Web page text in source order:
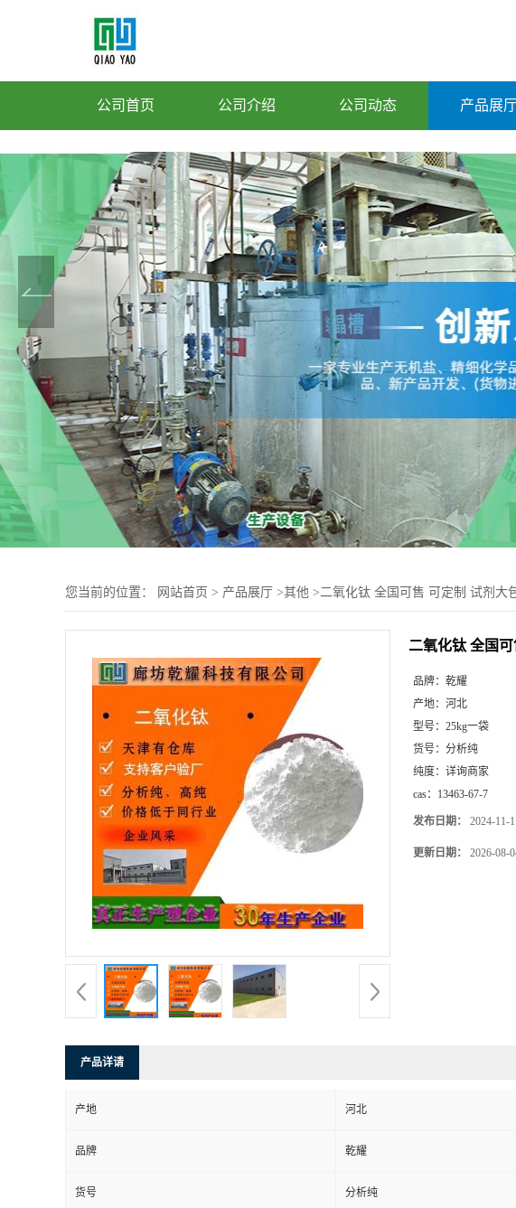
公司首页 公司介绍 公司动态 产品展厅
您当前的位置： 网站首页 > 产品展厅 >其他 >二氧化钛 全国可售 可定制 试剂大
二氧化钛 全国
品牌： 乾耀
产地： 河北
型号： 25kg一袋
货号： 分析纯
纯度： 详询商家
cas： 13463-67-7
发布日期： 2024-11-
更新日期： 2026-08-
产品详请
产地 河北
品牌 乾耀
货号 分析纯